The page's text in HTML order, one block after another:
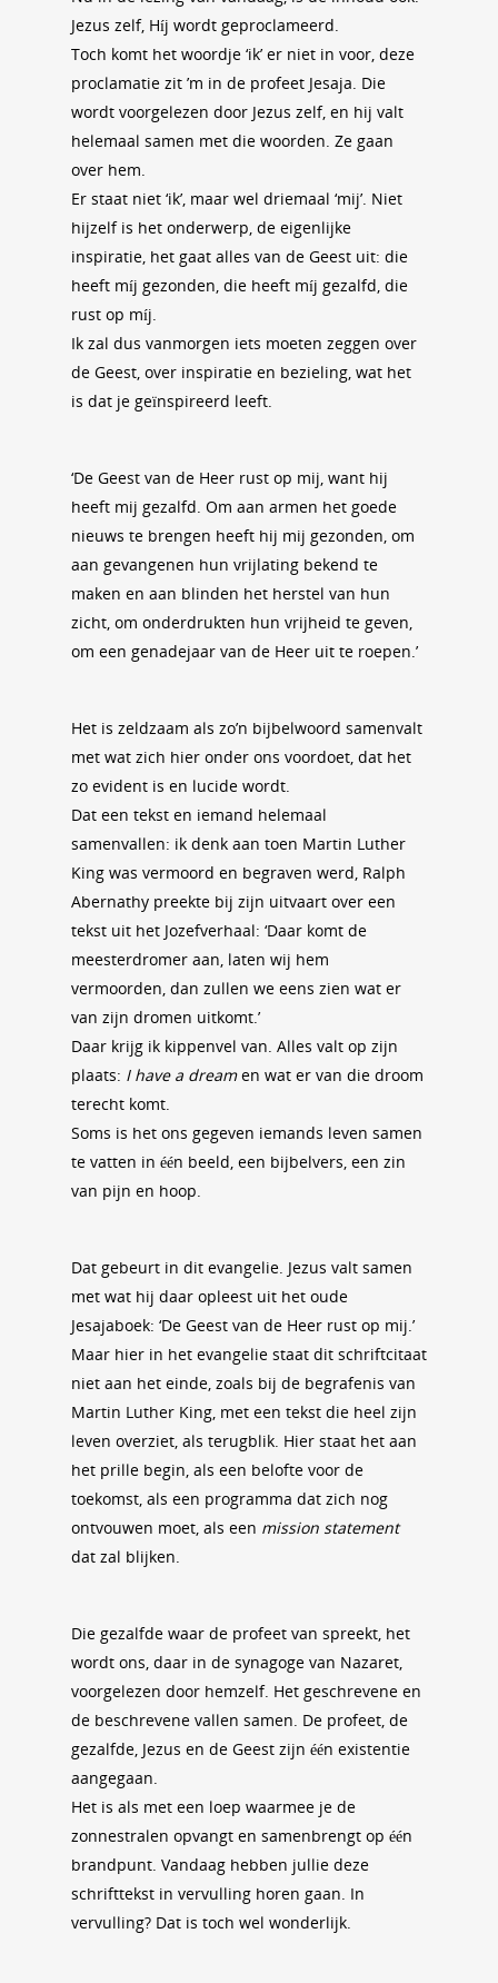
Jezus zelf, Híj wordt geproclameerd.
Toch komt het woordje ‘ik’ er niet in voor, deze
proclamatie zit ’m in de profeet Jesaja. Die
wordt voorgelezen door Jezus zelf, en hij valt
helemaal samen met die woorden. Ze gaan
over hem.
Er staat niet ‘ik’, maar wel driemaal ‘mij’. Niet
hijzelf is het onderwerp, de eigenlijke
inspiratie, het gaat alles van de Geest uit: die
heeft míj gezonden, die heeft míj gezalfd, die
rust op míj.
Ik zal dus vanmorgen iets moeten zeggen over
de Geest, over inspiratie en bezieling, wat het
is dat je geïnspireerd leeft.
‘De Geest van de Heer rust op mij, want hij
heeft mij gezalfd. Om aan armen het goede
nieuws te brengen heeft hij mij gezonden, om
aan gevangenen hun vrijlating bekend te
maken en aan blinden het herstel van hun
zicht, om onderdrukten hun vrijheid te geven,
om een genadejaar van de Heer uit te roepen.’
Het is zeldzaam als zo’n bijbelwoord samenvalt
met wat zich hier onder ons voordoet, dat het
zo evident is en lucide wordt.
Dat een tekst en iemand helemaal
samenvallen: ik denk aan toen Martin Luther
King was vermoord en begraven werd, Ralph
Abernathy preekte bij zijn uitvaart over een
tekst uit het Jozefverhaal: ‘Daar komt de
meesterdromer aan, laten wij hem
vermoorden, dan zullen we eens zien wat er
van zijn dromen uitkomt.’
Daar krijg ik kippenvel van. Alles valt op zijn
plaats: I have a dreamen wat er van die droom
terecht komt.
Soms is het ons gegeven iemands leven samen
te vatten in één beeld, een bijbelvers, een zin
van pijn en hoop.
Dat gebeurt in dit evangelie. Jezus valt samen
met wat hij daar opleest uit het oude
Jesajaboek: ‘De Geest van de Heer rust op mij.’
Maar hier in het evangelie staat dit schriftcitaat
niet aan het einde, zoals bij de begrafenis van
Martin Luther King, met een tekst die heel zijn
leven overziet, als terugblik. Hier staat het aan
het prille begin, als een belofte voor de
toekomst, als een programma dat zich nog
ontvouwen moet, als een mission statement
dat zal blijken.
Die gezalfde waar de profeet van spreekt, het
wordt ons, daar in de synagoge van Nazaret,
voorgelezen door hemzelf. Het geschrevene en
de beschrevene vallen samen. De profeet, de
gezalfde, Jezus en de Geest zijn één existentie
aangegaan.
Het is als met een loep waarmee je de
zonnestralen opvangt en samenbrengt op één
brandpunt. Vandaag hebben jullie deze
schrifttekst in vervulling horen gaan. In
vervulling? Dat is toch wel wonderlijk.